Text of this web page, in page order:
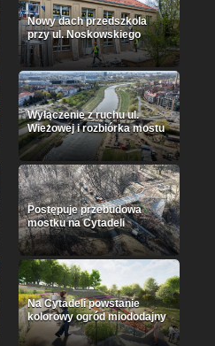
Nowy dach przedszkola
przy ul. Noskowskiego
Wyłączenie z ruchu ul.
Wieżowej i rozbiórka mostu
Postępuje przebudowa
mostku na Cytadeli
Na Cytadeli powstanie
kolorowy ogród miododajny